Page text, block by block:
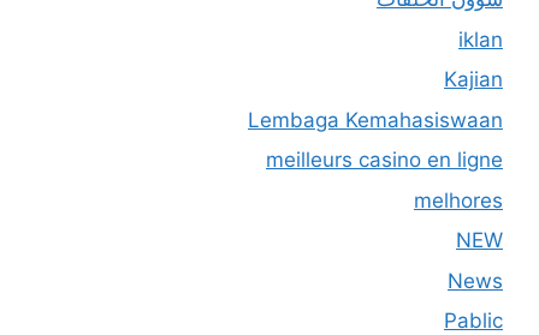
iklan
Kajian
Lembaga Kemahasiswaan
meilleurs casino en ligne
melhores
NEW
News
Pablic